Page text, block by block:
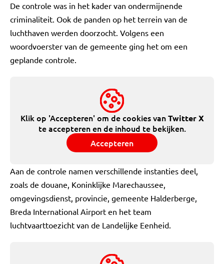
De controle was in het kader van ondermijnende
criminaliteit. Ook de panden op het terrein van de
luchthaven werden doorzocht. Volgens een
woordvoerster van de gemeente ging het om een
geplande controle.
Klik op 'Accepteren' om de cookies vanTwitter X
te accepteren en de inhoud te bekijken.
Accepteren
Aan de controle namen verschillende instanties deel,
zoals de douane, Koninklijke Marechaussee,
omgevingsdienst, provincie, gemeente Halderberge,
Breda International Airport en het team
luchtvaarttoezicht van de Landelijke Eenheid.